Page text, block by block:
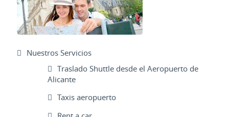
Nuestros Servicios
Traslado Shuttle desde el Aeropuerto de
Alicante
Taxis aeropuerto